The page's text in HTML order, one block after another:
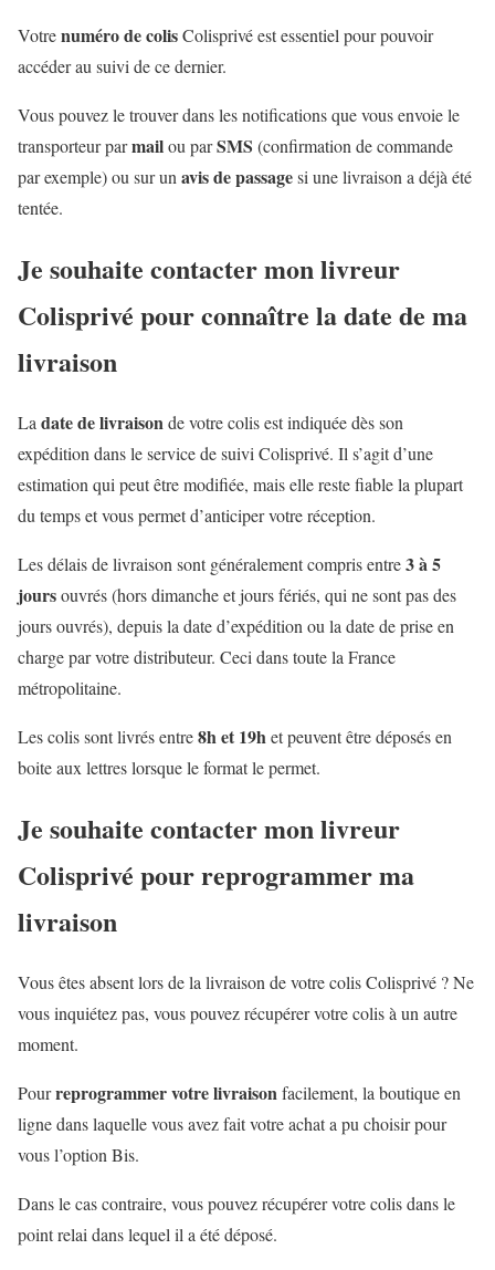
Votrenuméro de colisColisprivé est essentiel pour pouvoir
accéder au suivi de ce dernier.
Vous pouvez le trouver dans les notifications que vous envoie le
transporteur parmailou parSMS (confirmation de commande
par exemple) ou sur unavis de passagesi une livraison a déjà été
tentée.
Je souhaite contacter mon livreur
Colisprivé pour connaître la date de ma
livraison
Ladate de livraisonde votre colis est indiquée dès son
expédition dans le service de suivi Colisprivé. Il s’agit d’une
estimation qui peut être modifiée, mais elle reste fiable la plupart
du temps et vous permet d’anticiper votre réception.
Les délais de livraison sont généralement compris entre3 à 5
joursouvrés (hors dimanche et jours fériés, qui ne sont pas des
jours ouvrés), depuis la date d’expédition ou la date de prise en
charge par votre distributeur. Ceci dans toute la France
métropolitaine.
Les colis sont livrés entre8h et 19het peuvent être déposés en
boite aux lettres lorsque le format le permet.
Je souhaite contacter mon livreur
Colisprivé pour reprogrammer ma
livraison
Vous êtes absent lors de la livraison de votre colis Colisprivé ? Ne
vous inquiétez pas, vous pouvez récupérer votre colis à un autre
moment.
Pourreprogrammer votre livraisonfacilement, la boutique en
ligne dans laquelle vous avez fait votre achat a pu choisir pour
vous l’option Bis.
Dans le cas contraire, vous pouvez récupérer votre colis dans le
point relai dans lequel il a été déposé.